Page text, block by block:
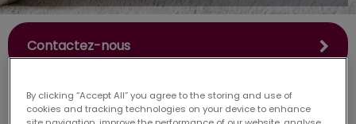
Contactez-nous
By clicking “Accept All” you agree to the storing and use of
cookies and tracking technologies on your device to enhance